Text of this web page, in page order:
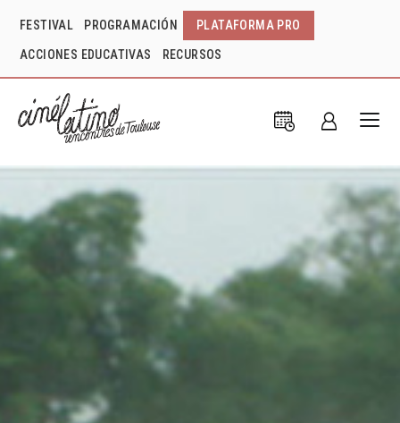
FESTIVAL PROGRAMACIÓN PLATAFORMA PRO
ACCIONES EDUCATIVAS RECURSOS